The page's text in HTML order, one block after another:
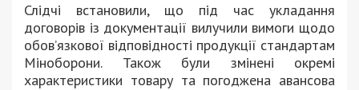
Слідчі встановили, що під час укладання
договорів із документації вилучили вимоги щодо
обов’язкової відповідності продукції стандартам
Міноборони. Також були змінені окремі
характеристики товару та погоджена авансова